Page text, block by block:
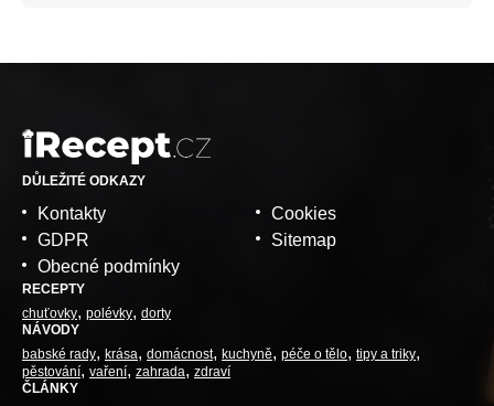
DŮLEŽITÉ ODKAZY
Kontakty
GDPR
Obecné podmínky
Cookies
Sitemap
RECEPTY
chuťovky polévky dorty
NÁVODY
babské rady krása domácnost kuchyně péče o tělo tipy a triky
pěstování vaření zahrada
zdraví
ČLÁNKY